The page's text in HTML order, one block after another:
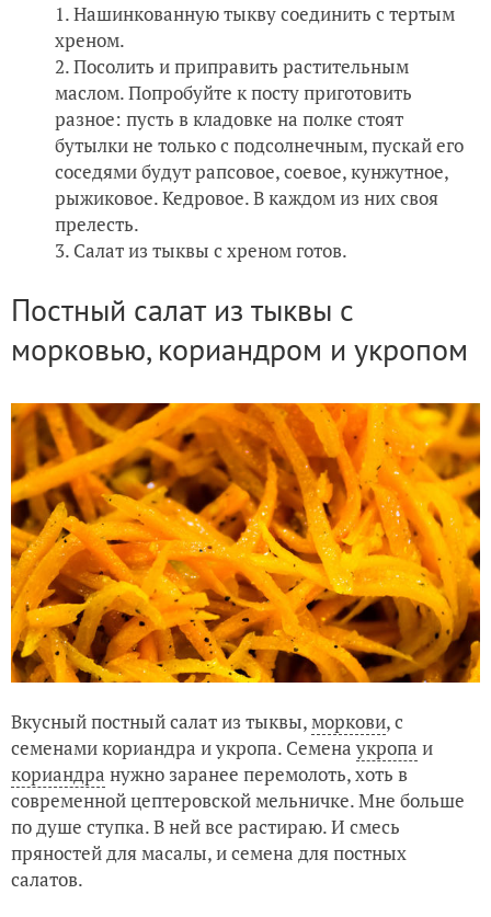
Нашинкованную тыкву соединить с тертым
хреном.
Посолить и приправить растительным
маслом. Попробуйте к посту приготовить
разное: пусть в кладовке на полке стоят
бутылки не только с подсолнечным, пускай его
соседями будут рапсовое, соевое, кунжутное,
рыжиковое. Кедровое. В каждом из них своя
прелесть.
Салат из тыквы с хреном готов.
Постный салат из тыквы с
морковью, кориандром и укропом
Вкусный постный салат из тыквы,моркови, с
семенами кориандра и укропа. Семена укропа и
кориандра нужно заранее перемолоть, хоть в
современной цептеровской мельничке. Мне больше
по душе ступка. В ней все растираю. И смесь
пряностей для масалы, и семена для постных
салатов.